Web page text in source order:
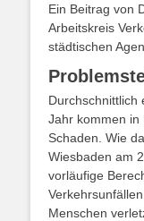
Ein Beitrag von
Arbeitskreis
städtischen
Durchschnittlich
Jahr kommen in
Schaden. Wie
Wiesbaden am
vorläufige
Menschen